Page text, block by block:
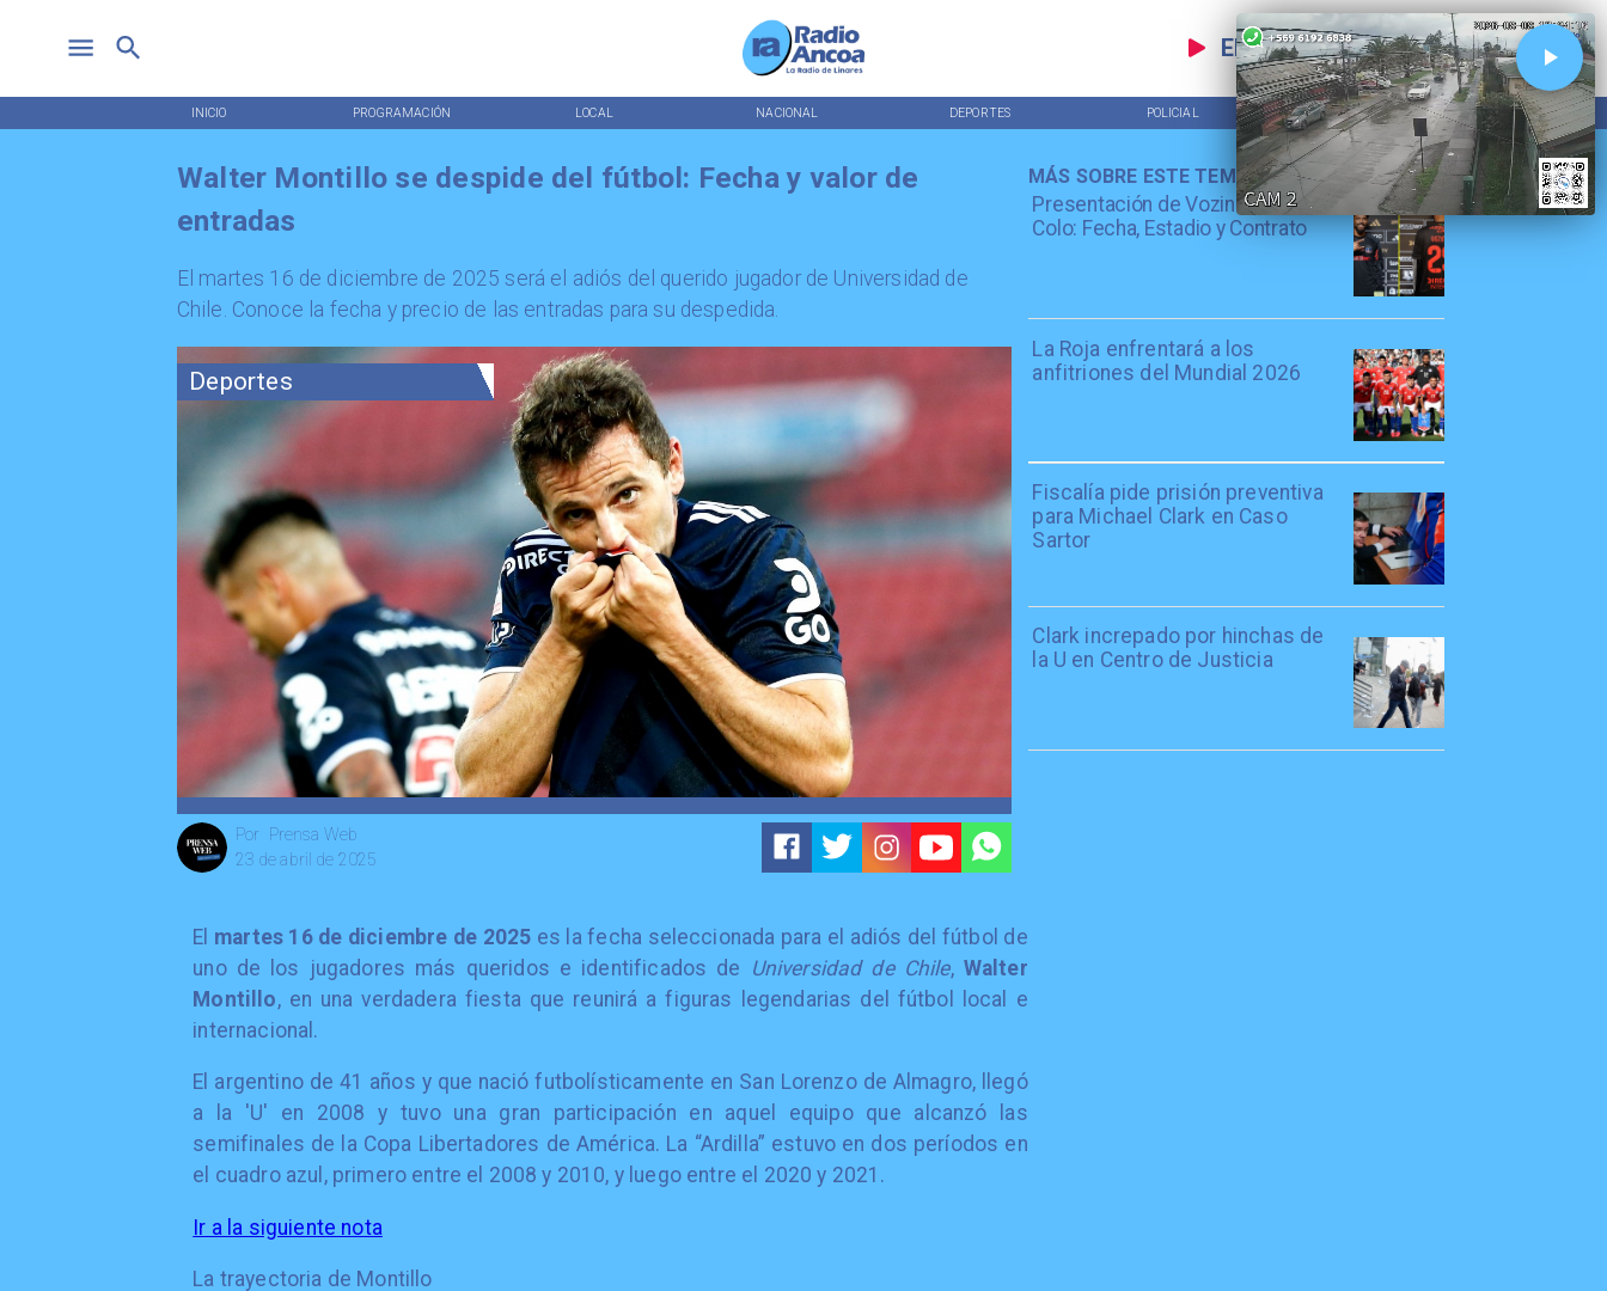
EN VIVO
INICIO PROGRAMACIÓN LOCAL NACIONAL DEPORTES POLICIAL TENDENCIAS
Deportes
Prensa Web
Por
23 de abril de 2025
Presentación de Vozinha en Colo
Colo: Fecha, Estadio y Contrato
La Roja enfrentará a los
anfitriones del Mundial 2026
Fiscalía pide prisión preventiva
para Michael Clark en Caso
Sartor
Clark increpado por hinchas de
la U en Centro de Justicia
MÁS SOBRE ESTE TEMA
Walter Montillo se despide del fútbol: Fecha y valor de
entradas
El martes 16 de diciembre de 2025 será el adiós del querido jugador de Universidad de
Chile. Conoce la fecha y precio de las entradas para su despedida.
El martes 16 de diciembre de 2025 es la fecha seleccionada para el adiós del fútbol de
uno de los jugadores más queridos e identificados de Universidad de Chile, Walter
Montillo, en una verdadera fiesta que reunirá a figuras legendarias del fútbol local e
internacional.
El argentino de 41 años y que nació futbolísticamente en San Lorenzo de Almagro, llegó
a la 'U' en 2008 y tuvo una gran participación en aquel equipo que alcanzó las
semifinales de la Copa Libertadores de América. La “Ardilla” estuvo en dos períodos en
el cuadro azul, primero entre el 2008 y 2010, y luego entre el 2020 y 2021.
Ir a la siguiente nota
La trayectoria de Montillo